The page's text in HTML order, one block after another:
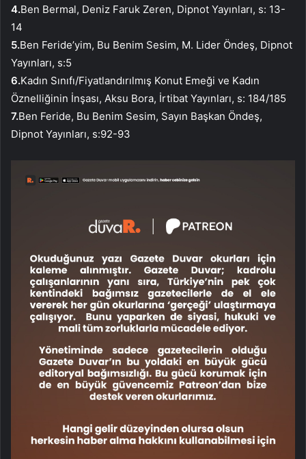
4.Ben Bermal, Deniz Faruk Zeren, Dipnot Yayınları, s: 13-
14
5.Ben Feride’yim, Bu Benim Sesim, M. Lider Öndeş, Dipnot
Yayınları, s:5
6.Kadın Sınıfı/Fiyatlandırılmış Konut Emeği ve Kadın
Öznelliğinin İnşası, Aksu Bora, İrtibat Yayınları, s: 184/185
7.Ben Feride, Bu Benim Sesim, Sayın Başkan Öndeş,
Dipnot Yayınları, s:92-93